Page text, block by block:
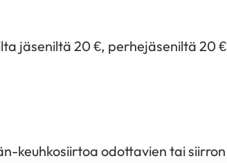
jäseniltä 20 €, perhejäseniltä 20
keuhkosiirtoa odottavien tai siirron